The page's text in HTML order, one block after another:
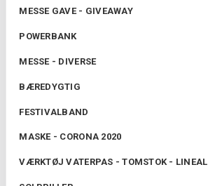
MESSE GAVE - GIVEAWAY
POWERBANK
MESSE - DIVERSE
BÆREDYGTIG
FESTIVALBAND
MASKE - CORONA 2020
VÆRKTØJ VATERPAS - TOMSTOK - LINEAL